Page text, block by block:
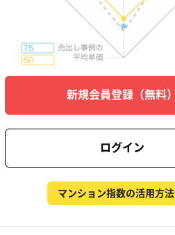
新規会員登録 （無料）
ログイン
マンション指数の活用方法